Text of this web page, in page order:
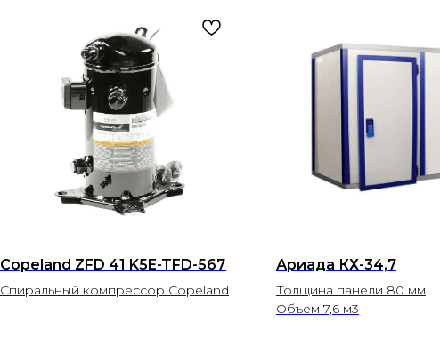
Copeland ZFD 41 K5E-TFD-567
Спиральный компрессор Copeland
Ариада КХ-34,7
Толщина панели 80 мм
Объем 7,6 м3